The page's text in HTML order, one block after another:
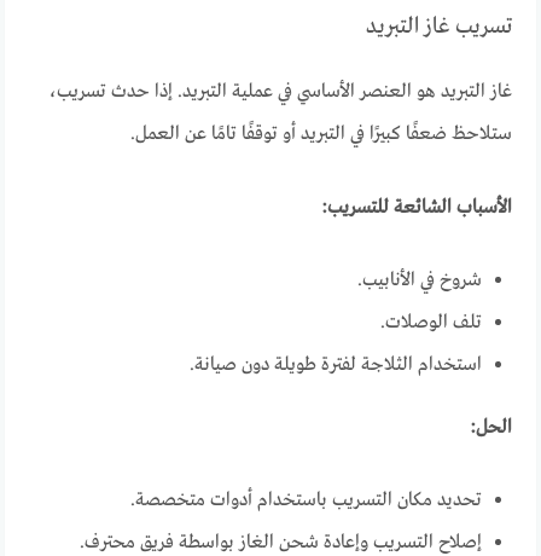
تسريب غاز التبريد
غاز التبريد هو العنصر الأساسي في عملية التبريد. إذا حدث تسريب،
ستلاحظ ضعفًا كبيرًا في التبريد أو توقفًا تامًا عن العمل.
الأسباب الشائعة للتسريب:
شروخ في الأنابيب.
تلف الوصلات.
استخدام الثلاجة لفترة طويلة دون صيانة.
الحل:
تحديد مكان التسريب باستخدام أدوات متخصصة.
إصلاح التسريب وإعادة شحن الغاز بواسطة فريق محترف.